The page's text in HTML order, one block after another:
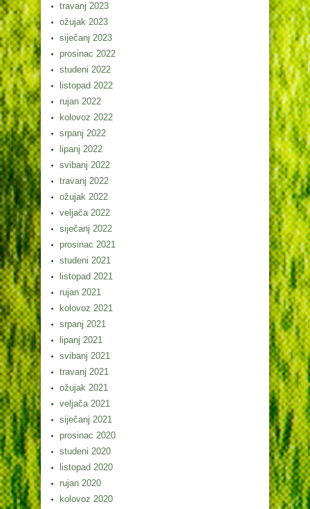
travanj 2023
ožujak 2023
siječanj 2023
prosinac 2022
studeni 2022
listopad 2022
rujan 2022
kolovoz 2022
srpanj 2022
lipanj 2022
svibanj 2022
travanj 2022
ožujak 2022
veljača 2022
siječanj 2022
prosinac 2021
studeni 2021
listopad 2021
rujan 2021
kolovoz 2021
srpanj 2021
lipanj 2021
svibanj 2021
travanj 2021
ožujak 2021
veljača 2021
siječanj 2021
prosinac 2020
studeni 2020
listopad 2020
rujan 2020
kolovoz 2020